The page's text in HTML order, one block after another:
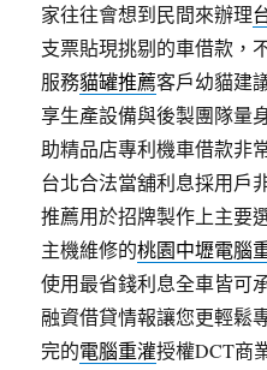
家往往會想到民間來辦理
支票貼現挑剔的車借款，
服務貓罐推薦客戶幼貓建
享生產設備與後製團隊量
助精品店專利機車借款非
台北合法當舖利息採用戶
推薦用於招牌製作上主要
主機維修的桃園中壢電腦
使用最省錢利息全車皆可
融資借貸情報讓您更輕鬆
完的電腦重灌授權DCT商